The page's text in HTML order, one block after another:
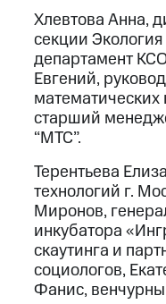
Хлевтова Анна,
секции
департамент
Евгений,
старший
“МТС”.
Терентьева
технологий г.
Миронов,
инкубатора
скаутинга и
социологов,
Фанис,